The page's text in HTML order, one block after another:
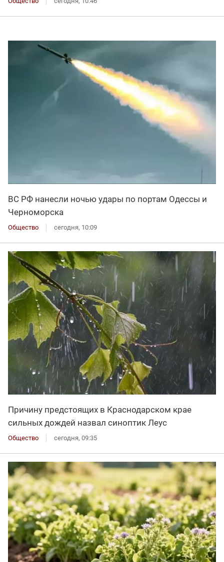
ВС РФ нанесли ночью удары по портам Одессы и
Черноморска
Общество сегодня, 10:09
Причину предстоящих в Краснодарском крае
сильных дождей назвал синоптик Леус
Общество сегодня, 09:35